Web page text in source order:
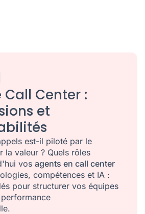
Center :
et
est-il piloté par le
la valeur ? Quels rôles
vos agents en call center
compétences et IA :
pour structurer vos équipes